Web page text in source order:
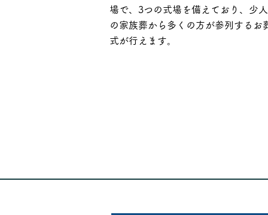
場で、3つの式場を備えており、少
の家族葬から多くの方が参列するお
式が行えます。